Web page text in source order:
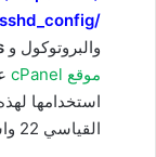
/etc/ssh/sshd_config
والبروتوكول و
موقع cPanel
استخدامها
القياسي 22 واستخدام منفذ بديل.